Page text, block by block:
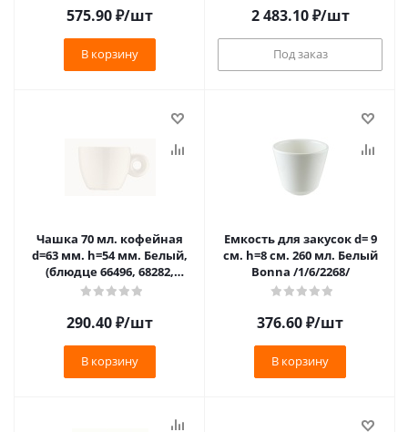
575.90₽/шт
В корзину
2 483.10₽/шт
Под заказ
Чашка 70 мл. кофейная
d=63 мм. h=54 мм. Белый,
(блюдце 66496, 68282,
68294)форма Банкет
290.40₽/шт
В корзину
Емкость для закусок d= 9
см. h=8 см. 260 мл. Белый
Bonna /1/6/2268/
376.60₽/шт
В корзину